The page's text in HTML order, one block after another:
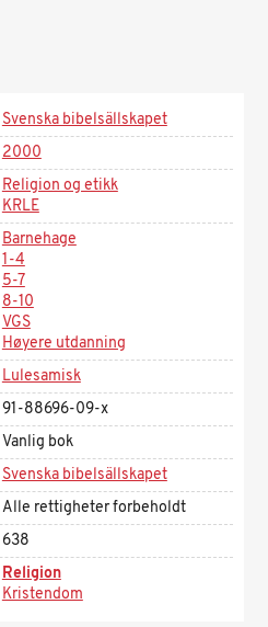
Svenska bibelsällskapet
2000
Religion og etikk
KRLE
Barnehage
1-4
5-7
8-10
VGS
Høyere utdanning
Lulesamisk
91-88696-09-x
Vanlig bok
Svenska bibelsällskapet
Alle rettigheter forbeholdt
638
Religion
Kristendom